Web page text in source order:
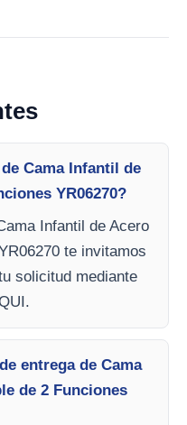
Cama Infantil de
YR06270?
Infantil de Acero
te invitamos
solicitud mediante
entrega de Cama
de 2 Funciones